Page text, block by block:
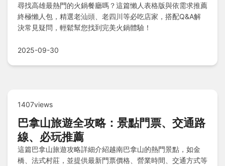
尋找高雄最熱門的火鍋餐廳嗎？這篇懶人表格版與依需求推薦
終極懶人包，精選老汕頭、老四川等必吃店家，搭配Q&A解
決常見疑問，輕鬆幫您找到完美火鍋體驗！
2025-09-30
1407views
巴拿山旅遊全攻略：景點門票、交通路
線、必玩推薦
這篇巴拿山旅遊攻略詳細介紹越南巴拿山的熱門景點，如金
橋、法式村莊，並提供最新門票價格、營業時間、交通方式等